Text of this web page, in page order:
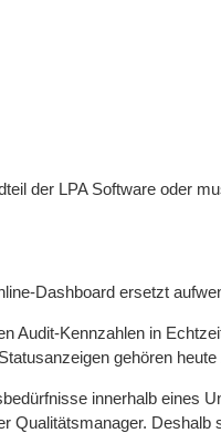
der LPA Software oder
Dashboard ersetzt
Audit-Kennzahlen in
gehören
innerhalb eines
Qualitätsmanager.